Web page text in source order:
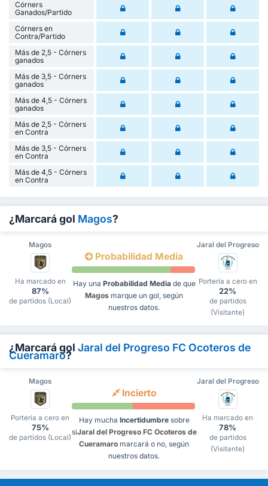
Córners
Ganados/Partido
Córners en
Contra/Partido
Más de 2,5 - Córners
ganados
Más de 3,5 - Córners
ganados
Más de 4,5 - Córners
ganados
Más de 2,5 - Córners
en Contra
Más de 3,5 - Córners
en Contra
Más de 4,5 - Córners
en Contra
¿Marcará gol Magos?
Magos Jaral del Progreso
Ha marcado en
87%
de partidos (Local)
Probabilidad Media
Hay una Probabilidad Mediade que
Magos marque un gol, según
nuestros datos.
Portería a cero en
22%
de partidos
(Visitante)
¿Marcará gol Jaral del Progreso FC Ocoteros de
Cueramaro?
Magos Jaral del Progreso
Portería a cero en
75%
de partidos (Local)
Incierto
Hay mucha Incertidumbresobre
siJaral del Progreso FC Ocoteros de
Cueramaro marcará o no, según
nuestros datos.
Ha marcado en
78%
de partidos
(Visitante)